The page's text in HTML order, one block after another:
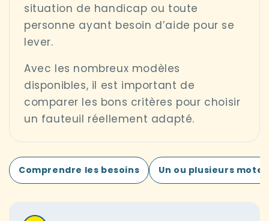
situation de handicap ou toute
personne ayant besoin d’aide pour se
lever.
Avec les nombreux modèles
disponibles, il est important de
comparer les bons critères pour choisir
un fauteuil réellement adapté.
Comprendre les besoins Un ou plusieurs